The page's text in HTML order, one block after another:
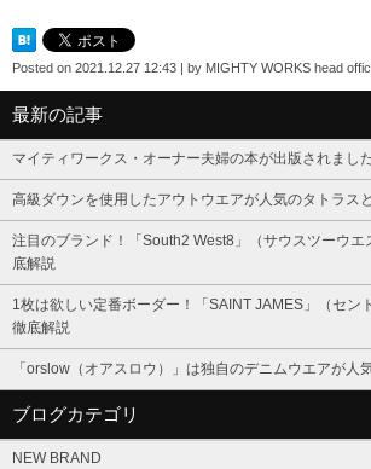
Posted on 2021.12.27 12:43 | by MIGHTY WORKS head
最新の記事
マイティワークス・オーナー夫婦の本が出版されました
高級ダウンを使用したアウトウエアが人気のタトラス
注目のブランド！「South2 West8」（サウスツーウエ
底解説
1枚は欲しい定番ボーダー！「SAINT JAMES」（セン
徹底解説
「orslow（オアスロウ）」は独自のデニムウエアが人
ブログカテゴリ
NEW BRAND